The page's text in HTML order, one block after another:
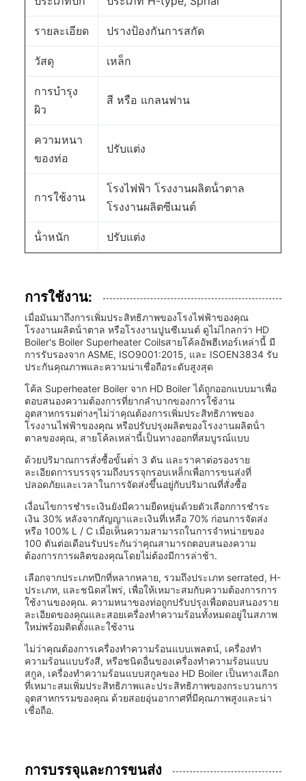
รายละเอียด ปรางป้องกันการสกัด
วัสดุ เหล็ก
การบํารุง
ผิว
สี หรือ แกลนฟาน
ความหนา
ของท่อ
ปรับแต่ง
การใช้งาน
โรงไฟฟ้า โรงงานผลิตน้ําตาล
โรงงานผลิตซีเมนต์
น้ําหนัก ปรับแต่ง
การใช้งาน:
เมื่อมันมาถึงการเพิ่มประสิทธิภาพของโรงไฟฟ้าของคุณ
โรงงานผลิตน้ําตาล หรือโรงงานปูนซีเมนต์ ดูไม่ไกลกว่า HD
Boiler's Boiler Superheater Coilsสายโค้ลอัพฮีเทอร์เหล่านี้ มี
การรับรองจาก ASME, ISO9001:2015, และ ISOEN3834 รับ
ประกันคุณภาพและความน่าเชื่อถือระดับสูงสุด
โค้ล Superheater Boiler จาก HD Boiler ได้ถูกออกแบบมาเพื่อ
ตอบสนองความต้องการที่ยากลําบากของการใช้งาน
อุตสาหกรรมต่างๆไม่ว่าคุณต้องการเพิ่มประสิทธิภาพของ
โรงงานไฟฟ้าของคุณ หรือปรับปรุงผลิตของโรงงานผลิตน้ํา
ตาลของคุณ, สายโค้ลเหล่านี้เป็นทางออกที่สมบูรณ์แบบ
ด้วยปริมาณการสั่งซื้อขั้นต่ํา 3 ตัน และราคาต่อรองราย
ละเอียดการบรรจุรวมถึงบรรจุกรอบเหล็กเพื่อการขนส่งที่
ปลอดภัยและเวลาในการจัดส่งขึ้นอยู่กับปริมาณที่สั่งซื้อ
เงื่อนไขการชําระเงินยังมีความยืดหยุ่นด้วยตัวเลือกการชําระ
เงิน 30% หลังจากสัญญาและเงินที่เหลือ 70% ก่อนการจัดส่ง
หรือ 100% L / C เมื่อเห็นความสามารถในการจําหน่ายของ
100 ตันต่อเดือนรับประกันว่าคุณสามารถตอบสนองความ
ต้องการการผลิตของคุณโดยไม่ต้องมีการล่าช้า.
เลือกจากประเภทปีกที่หลากหลาย, รวมถึงประเภท serrated, H-
ประเภท, และชนิดสไพร่, เพื่อให้เหมาะสมกับความต้องการการ
ใช้งานของคุณ. ความหนาของท่อถูกปรับปรุงเพื่อตอบสนองราย
ละเอียดของคุณและสอยเครื่องทําความร้อนทั้งหมดอยู่ในสภาพ
ใหม่พร้อมติดตั้งและใช้งาน
ไม่ว่าคุณต้องการเครื่องทําความร้อนแบบเพลตน์, เครื่องทํา
ความร้อนแบบรังสี, หรือชนิดอื่นของเครื่องทําความร้อนแบบ
สกูล, เครื่องทําความร้อนแบบสกูลของ HD Boiler เป็นทางเลือก
ที่เหมาะสมเพิ่มประสิทธิภาพและประสิทธิภาพของกระบวนการ
อุตสาหกรรมของคุณ ด้วยสอยอุ่นอากาศที่มีคุณภาพสูงและน่า
เชื่อถือ.
การบรรจุและการขนส่ง